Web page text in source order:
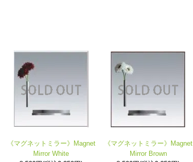
《マグネットミラー》Magnet
Mirror White
《マグネットミラー》Magnet
Mirror Brown